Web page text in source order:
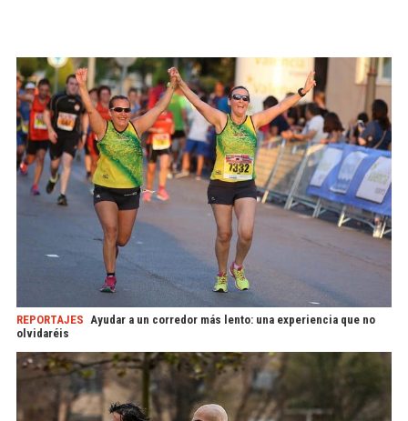
REPORTAJES Ayudar a un corredor más lento: una experiencia que no
olvidaréis